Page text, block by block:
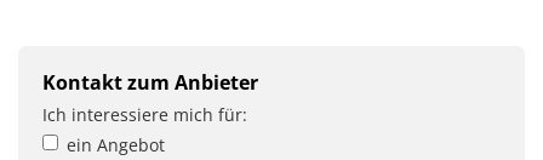
Kontakt zum Anbieter
Ich interessiere mich für:
ein Angebot